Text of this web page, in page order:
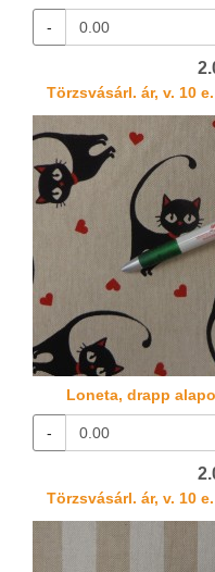
-
Törzsvásárl. ár, v. 10
Loneta, drapp
-
Törzsvásárl. ár, v. 10